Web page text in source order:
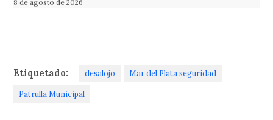
8 de agosto de 2026
Etiquetado: desalojo Mar del Plata seguridad
Patrulla Municipal